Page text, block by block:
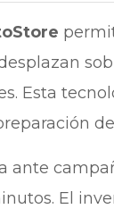
Esta
ante
El